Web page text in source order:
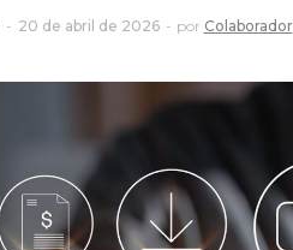
20 de abril de 2026 por Colaborador